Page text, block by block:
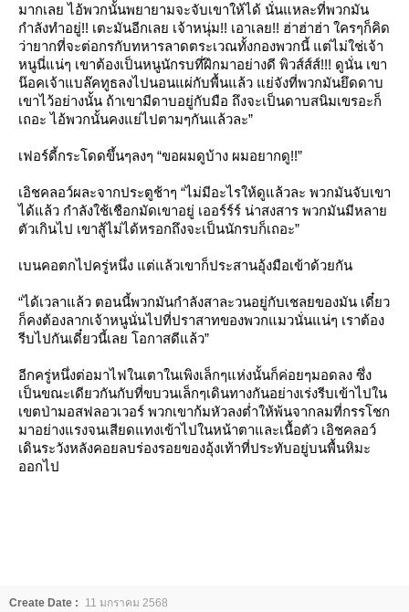
มากเลย ไอ้พวกนั้นพยายามจะจับเขาให้ได้ นั่นแหละที่พวกมัน
กำลังทำอยู่!! เตะมันอีกเลย เจ้าหนุ่ม!! เอาเลย!! ฮ่าฮ่าฮ่า ใครๆก็คิด
ว่ายากที่จะต่อกรกับทหารลาดตระเวณทั้งกองพวกนี้ แต่ไม่ใช่เจ้า
หนูนี่แน่ๆ เขาต้องเป็นหนูนักรบที่ฝึกมาอย่างดี พิวส์ส์ส์!!! ดูนั่น เขา
น๊อคเจ้าแบล๊คทูธลงไปนอนแผ่กับพื้นแล้ว แย่จังที่พวกมันยึดดาบ
เขาไว้อย่างนั้น ถ้าเขามีดาบอยู่กับมือ ถึงจะเป็นดาบสนิมเขรอะก็
เถอะ ไอ้พวกนั้นคงแย่ไปตามๆกันแล้วละ”
เฟอร์ดี้กระโดดขึ้นๆลงๆ “ขอผมดูบ้าง ผมอยากดู!!”
เอิชคลอว์ผละจากประตูช้าๆ “ไม่มีอะไรให้ดูแล้วละ พวกมันจับเขา
ได้แล้ว กำลังใช้เชือกมัดเขาอยู่ เออร์ร์ร์ น่าสงสาร พวกมันมีหลา
ตัวเกินไป เขาสู้ไม่ได้หรอกถึงจะเป็นนักรบก็เถอะ”
เบนคอตกไปครู่หนึ่ง แต่แล้วเขาก็ประสานอุ้งมือเข้าด้วยกัน
“ได้เวลาแล้ว ตอนนี้พวกมันกำลังสาละวนอยู่กับเชลยของมัน เดี๋ยว
ก็คงต้องลากเจ้าหนูนั่นไปที่ปราสาทของพวกแมวนั่นแน่ๆ เราต้อง
รีบไปกันเดี๋ยวนี้เลย โอกาสดีแล้ว”
อีกครู่หนึ่งต่อมาไฟในเตาในเพิงเล็กๆแห่งนั้นก็ค่อยๆมอดลง ซึ่ง
เป็นขณะเดียวกันกับที่ขบวนเล็กๆเดินทางกันอย่างเร่งรีบเข้าไปใน
เขตป่ามอสฟลอวเวอร์ พวกเขาก้มหัวลงต่ำให้พ้นจากลมที่กรรโชก
มาอย่างแรงจนเสียดแทงเข้าไปในหน้าตาและเนื้อตัว เอิชคลอว์
เดินระวังหลังคอยลบร่องรอยของอุ้งเท้าที่ประทับอยู่บนพื้นหิมะ
ออกไป
Create Date :
11 มกราคม 2568